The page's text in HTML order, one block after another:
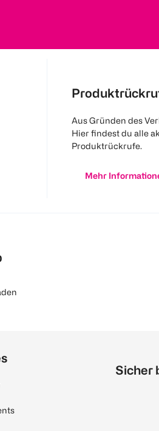
Aus Gründen des
Hier findest du alle
Produktrückrufe.
Mehr
Sicher